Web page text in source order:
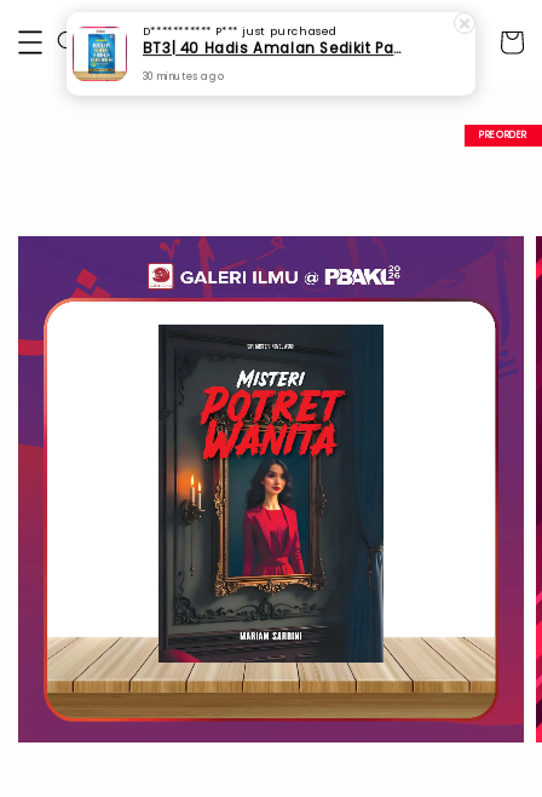
PREORDER
D*********** P*** just purchased
BT3| 40 Hadis Amalan Sedikit Pahala Berganda (SPI 73)
30 minutes ago